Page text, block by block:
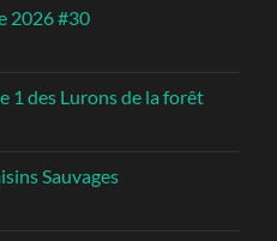
2026 #30
1 des Lurons de la forêt
Sauvages